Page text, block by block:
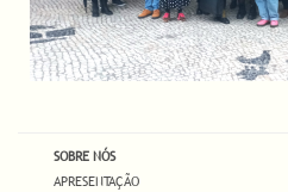
SOBRE NÓS
APRESENTAÇÃO